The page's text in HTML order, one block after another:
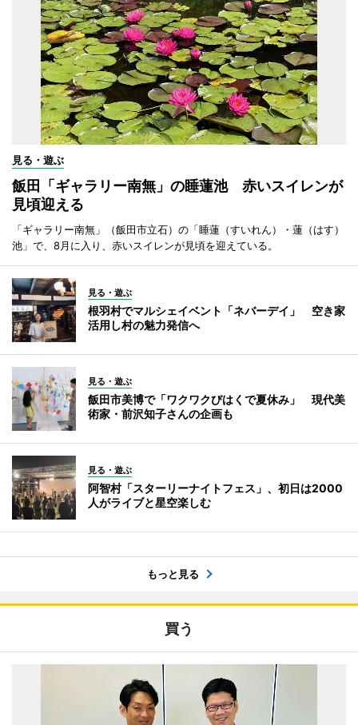
見る・遊ぶ
飯田「ギャラリー南無」の睡蓮池 赤いスイレンが
見頃迎える
「ギャラリー南無」（飯田市立石）の「睡蓮（すいれん）・蓮（はす）
池」で、8月に入り、赤いスイレンが見頃を迎えている。
見る・遊ぶ
根羽村でマルシェイベント「ネバーデイ」 空き家
活用し村の魅力発信へ
見る・遊ぶ
飯田市美博で「ワクワクびはくで夏休み」 現代美
術家・前沢知子さんの企画も
見る・遊ぶ
阿智村「スターリーナイトフェス」、初日は2000
人がライブと星空楽しむ
もっと見る
買う